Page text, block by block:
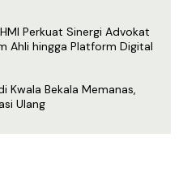
Perkuat Sinergi Advokat
Ahli hingga Platform Digital
Kwala Bekala Memanas,
Ulang